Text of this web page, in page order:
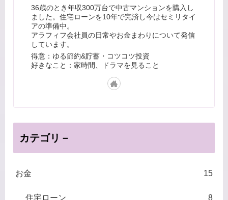
36歳のとき年収300万台で中古マンションを購入し
ました。住宅ローンを10年で完済し今はセミリタイ
アの準備中。
アラフィフ会社員の日常やお金まわりについて発信
しています。
得意：ゆる節約&貯蓄・コツコツ投資
好きなこと：家時間、ドラマを見ること
カテゴリ－
お金 15
住宅ローン 8